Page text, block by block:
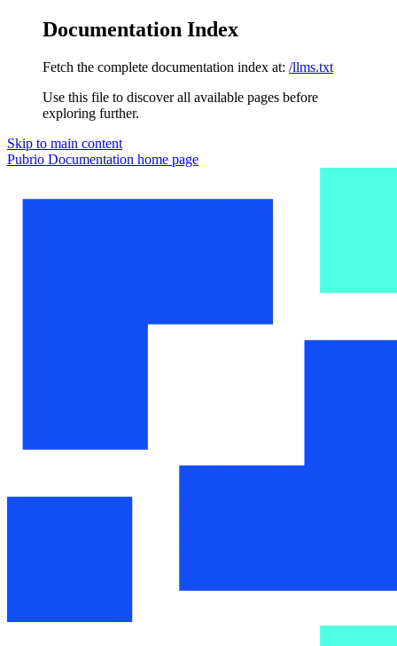
Documentation Index
Fetch the complete documentation index at: /llms.txt
Use this file to discover all available pages before
exploring further.
Skip to main content
Pubrio Documentation home page